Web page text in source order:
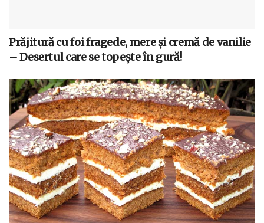
Prăjitură cu foi fragede, mere și cremă de vanilie
– Desertul care se topește în gură!